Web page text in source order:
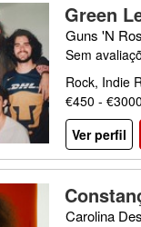
Green
Guns 'N
Sem
Rock, Indie
€450 - €3000
Ver perfil
Carolina